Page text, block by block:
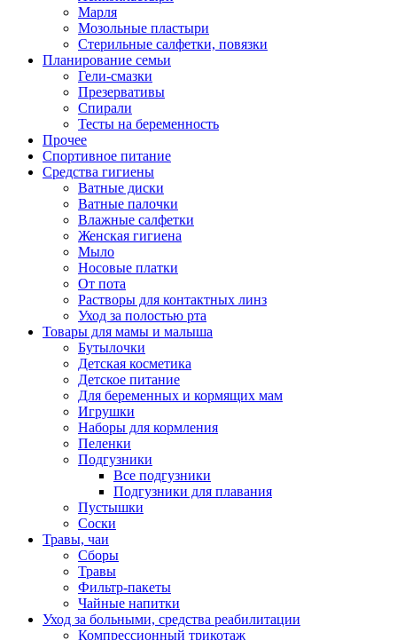
Марля
Мозольные пластыри
Стерильные салфетки, повязки
Планирование семьи
Гели-смазки
Презервативы
Спирали
Тесты на беременность
Прочее
Спортивное питание
Средства гигиены
Ватные диски
Ватные палочки
Влажные салфетки
Женская гигиена
Мыло
Носовые платки
От пота
Растворы для контактных линз
Уход за полостью рта
Товары для мамы и малыша
Бутылочки
Детская косметика
Детское питание
Для беременных и кормящих мам
Игрушки
Наборы для кормления
Пеленки
Подгузники
Все подгузники
Подгузники для плавания
Пустышки
Соски
Травы, чаи
Сборы
Травы
Фильтр-пакеты
Чайные напитки
Уход за больными, средства реабилитации
Компрессионный трикотаж